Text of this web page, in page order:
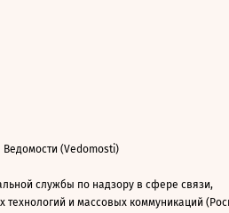
(Vedomosti)
службы по надзору в сфере связи,
и массовых коммуникаций